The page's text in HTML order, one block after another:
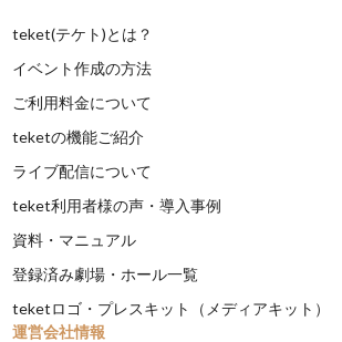
teket(テケト)とは？
イベント作成の方法
ご利用料金について
teketの機能ご紹介
ライブ配信について
teket利用者様の声・導入事例
資料・マニュアル
登録済み劇場・ホール一覧
teketロゴ・プレスキット（メディアキット）
運営会社情報